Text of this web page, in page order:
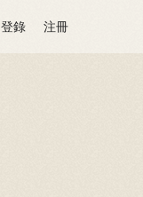
登錄 注冊